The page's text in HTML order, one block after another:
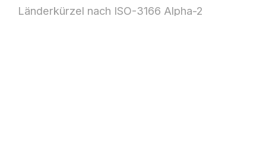
Länderkürzel nach ISO-3166 Alpha-2